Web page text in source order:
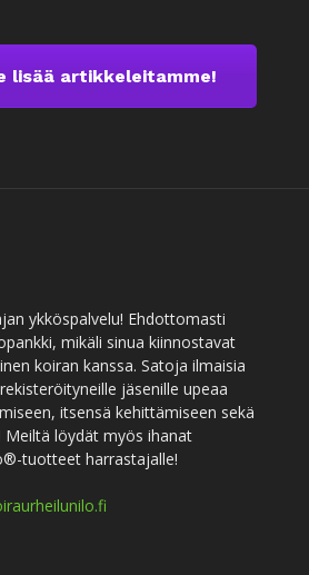
lisää artikkeleitamme!
ykköspalvelu! Ehdottomasti
mikäli sinua kiinnostavat
koiran kanssa. Satoja ilmaisia
jäsenille upeaa
itsensä kehittämiseen sekä
löydät myös ihanat
tuotteet harrastajalle!